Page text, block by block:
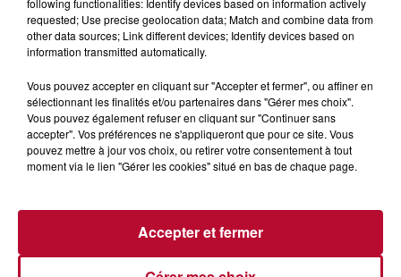
NÎMES : « LE RÊVE DU GLADIATEUR » INVESTIT
LES ARÈNES CES 3...
requested; Use precise geolocation data; Match and combine data from
other data sources; Link different devices; Identify devices based on
information transmitted automatically.
Vous pouvez accepter en cliquant sur "Accepter et fermer", ou affiner en
sélectionnant les finalités et/ou partenaires dans "Gérer mes choix".
Vous pouvez également refuser en cliquant sur "Continuer sans
accepter". Vos préférences ne s'appliqueront que pour ce site. Vous
pouvez mettre à jour vos choix, ou retirer votre consentement à tout
moment via le lien "Gérer les cookies" situé en bas de chaque page.
Accepter et fermer